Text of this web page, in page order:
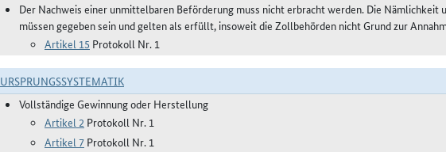
Der Nachweis einer unmittelbaren Beförderung muss nicht erbracht werden. Die Nämlichkeit
müssen gegeben sein und gelten als erfüllt, insoweit die Zollbehörden nicht Grund zur
Artikel 15 Protokoll Nr. 1
URSPRUNGSSYSTEMATIK
Vollständige Gewinnung oder Herstellung
Artikel 2 Protokoll Nr. 1
Artikel 7 Protokoll Nr. 1